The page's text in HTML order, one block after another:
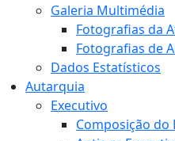
Galeria Multimédia
Fotografias da
Fotografias de
Dados Estatísticos
Autarquia
Executivo
Composição do